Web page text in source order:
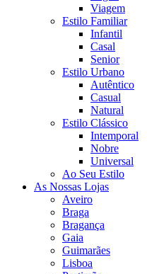
Viagem
Estilo Familiar
Infantil
Casal
Senior
Estilo Urbano
Autêntico
Casual
Natural
Estilo Clássico
Intemporal
Nobre
Universal
Ao Seu Estilo
As Nossas Lojas
Aveiro
Braga
Bragança
Gaia
Guimarães
Lisboa